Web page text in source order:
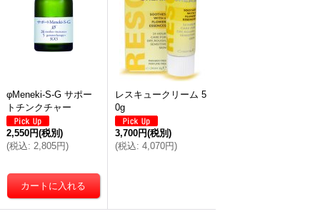
φMeneki-S-G サポー
トチンクチャー
2,550円(税別)
(税込: 2,805円)
レスキュークリーム 5
0g
3,700円(税別)
(税込: 4,070円)